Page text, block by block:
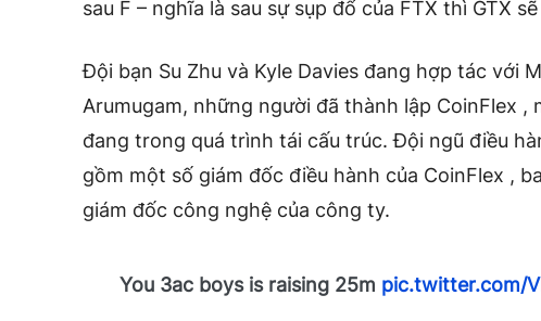
sau F – nghĩa là sau sự sụp đổ của FTX thì GTX
Đội bạn Su Zhu và Kyle Davies đang hợp tác với
Arumugam, những người đã thành lập CoinFlex ,
đang trong quá trình tái cấu trúc. Đội ngũ điều
gồm một số giám đốc điều hành của CoinFlex ,
giám đốc công nghệ của công ty.
You 3ac boys is raising 25m pic.twitter.com/